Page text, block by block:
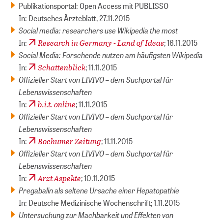
Publikationsportal: Open Access mit PUBLISSO
In: Deutsches Ärzteblatt, 27.11.2015
Social media: researchers use Wikipedia the most
In: Research in Germany - Land of Ideas; 16.11.2015
Social Media: Forschende nutzen am häufigsten Wikipedia
In: Schattenblick; 11.11.2015
Offizieller Start von LIVIVO – dem Suchportal für
Lebenswissenschaften
In: b.i.t. online; 11.11.2015
Offizieller Start von LIVIVO – dem Suchportal für
Lebenswissenschaften
In: Bochumer Zeitung; 11.11.2015
Offizieller Start von LIVIVO – dem Suchportal für
Lebenswissenschaften
In: Arzt Aspekte; 10.11.2015
Pregabalin als seltene Ursache einer Hepatopathie
In: Deutsche Medizinische Wochenschrift; 1.11.2015
Untersuchung zur Machbarkeit und Effekten von